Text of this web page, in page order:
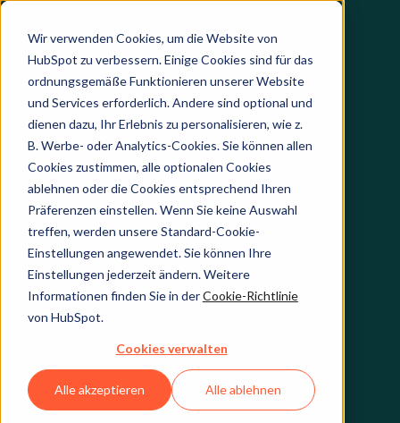
Wir verwenden Cookies, um die Website von
HubSpot zu verbessern. Einige Cookies sind für das
ordnungsgemäße Funktionieren unserer Website
und Services erforderlich. Andere sind optional und
dienen dazu, Ihr Erlebnis zu personalisieren, wie z.
B. Werbe- oder Analytics-Cookies. Sie können allen
Cookies zustimmen, alle optionalen Cookies
ablehnen oder die Cookies entsprechend Ihren
Präferenzen einstellen. Wenn Sie keine Auswahl
treffen, werden unsere Standard-Cookie-
Einstellungen angewendet. Sie können Ihre
Einstellungen jederzeit ändern. Weitere
Informationen finden Sie in derCookie-Richtlinie
von HubSpot.
Cookies verwalten
Alle akzeptieren Alle ablehnen